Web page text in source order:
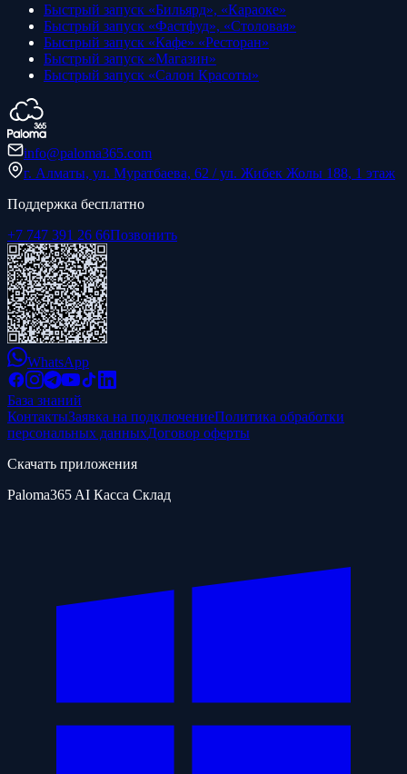
Быстрый запуск «Бильярд», «Караоке»
Быстрый запуск «Фастфуд», «Столовая»
Быстрый запуск «Кафе» «Ресторан»
Быстрый запуск «Магазин»
Быстрый запуск «Салон Красоты»
info@paloma365.com
г. Алматы, ул. Муратбаева, 62 / ул. Жибек Жолы 188, 1 этаж
Поддержка бесплатно
+7 747 391 26 66Позвонить
WhatsApp
База знаний
КонтактыЗаявка на подключениеПолитика обработки
персональных данныхДоговор оферты
Скачать приложения
Paloma365 AI Касса Склад